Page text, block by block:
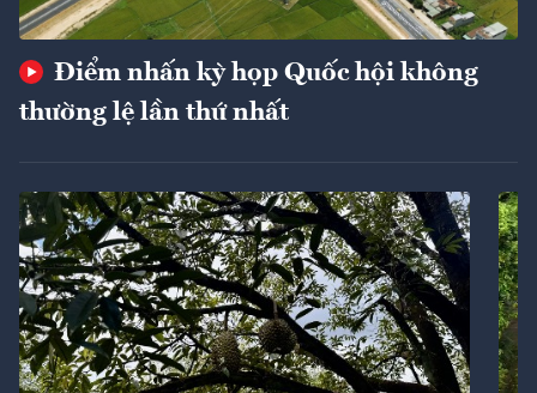
Điểm nhấn kỳ họp Quốc hội không
thường lệ lần thứ nhất